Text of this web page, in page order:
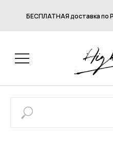
БЕСПЛАТНАЯ доставка по